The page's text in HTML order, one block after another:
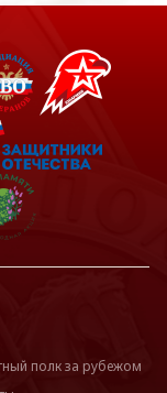
полк за рубежом